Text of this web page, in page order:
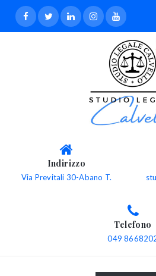
Indirizzo
Via Previtali 30-Abano T.
Telefono
049